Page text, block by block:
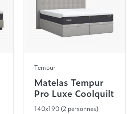
Tempur
Matelas Tempur
Pro Luxe Coolquilt
140x190 (2 personnes)